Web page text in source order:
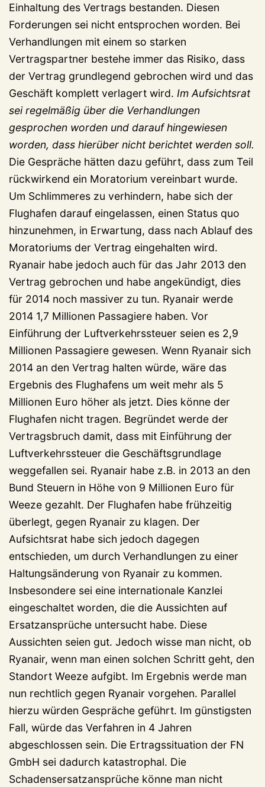
Einhaltung des Vertrags bestanden. Diesen
Forderungen sei nicht entsprochen worden. Bei
Verhandlungen mit einem so starken
Vertragspartner bestehe immer das Risiko, dass
der Vertrag grundlegend gebrochen wird und das
Geschäft komplett verlagert wird. Im Aufsichtsrat
sei regelmäßig über die Verhandlungen
gesprochen worden und darauf hingewiesen
worden, dass hierüber nicht berichtet werden soll.
Die Gespräche hätten dazu geführt, dass zum Teil
rückwirkend ein Moratorium vereinbart wurde.
Um Schlimmeres zu verhindern, habe sich der
Flughafen darauf eingelassen, einen Status quo
hinzunehmen, in Erwartung, dass nach Ablauf des
Moratoriums der Vertrag eingehalten wird.
Ryanair habe jedoch auch für das Jahr 2013 den
Vertrag gebrochen und habe angekündigt, dies
für 2014 noch massiver zu tun. Ryanair werde
2014 1,7 Millionen Passagiere haben. Vor
Einführung der Luftverkehrssteuer seien es 2,9
Millionen Passagiere gewesen. Wenn Ryanair sich
2014 an den Vertrag halten würde, wäre das
Ergebnis des Flughafens um weit mehr als 5
Millionen Euro höher als jetzt. Dies könne der
Flughafen nicht tragen. Begründet werde der
Vertragsbruch damit, dass mit Einführung der
Luftverkehrssteuer die Geschäftsgrundlage
weggefallen sei. Ryanair habe z.B. in 2013 an den
Bund Steuern in Höhe von 9 Millionen Euro für
Weeze gezahlt. Der Flughafen habe frühzeitig
überlegt, gegen Ryanair zu klagen. Der
Aufsichtsrat habe sich jedoch dagegen
entschieden, um durch Verhandlungen zu einer
Haltungsänderung von Ryanair zu kommen.
Insbesondere sei eine internationale Kanzlei
eingeschaltet worden, die die Aussichten auf
Ersatzansprüche untersucht habe. Diese
Aussichten seien gut. Jedoch wisse man nicht, ob
Ryanair, wenn man einen solchen Schritt geht, den
Standort Weeze aufgibt. Im Ergebnis werde man
nun rechtlich gegen Ryanair vorgehen. Parallel
hierzu würden Gespräche geführt. Im günstigsten
Fall, würde das Verfahren in 4 Jahren
abgeschlossen sein. Die Ertragssituation der FN
GmbH sei dadurch katastrophal. Die
Schadensersatzansprüche könne man nicht